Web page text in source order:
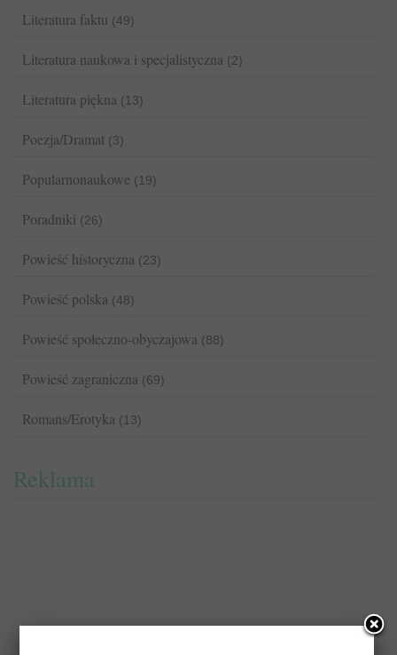
Literatura faktu (49)
Literatura naukowa i specjalistyczna (2)
Literatura piękna (13)
Poezja/Dramat (3)
Popularnonaukowe (19)
Poradniki (26)
Powieść historyczna (23)
Powieść polska (48)
Powieść społeczno-obyczajowa (88)
Powieść zagraniczna (69)
Romans/Erotyka (13)
Reklama